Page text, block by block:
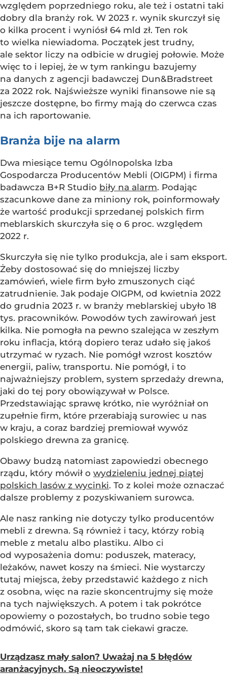
względem poprzedniego roku, ale też i ostatni taki
dobry dla branży rok. W 2023 r. wynik skurczył się
o kilka procent i wyniósł 64 mld zł. Ten rok
to wielka niewiadoma. Początek jest trudny,
ale sektor liczy na odbicie w drugiej połowie. Może
więc to i lepiej, że w tym rankingu bazujemy
na danych z agencji badawczej Dun&Bradstreet
za 2022 rok. Najświeższe wyniki finansowe nie są
jeszcze dostępne, bo firmy mają do czerwca czas
na ich raportowanie.
Branża bije na alarm
Dwa miesiące temu Ogólnopolska Izba
Gospodarcza Producentów Mebli (OIGPM) i firma
badawcza B+R Studio biły na alarm. Podając
szacunkowe dane za miniony rok, poinformowały
że wartość produkcji sprzedanej polskich firm
meblarskich skurczyła się o 6 proc. względem
2022 r.
Skurczyła się nie tylko produkcja, ale i sam eksport.
Żeby dostosować się do mniejszej liczby
zamówień, wiele firm było zmuszonych ciąć
zatrudnienie. Jak podaje OIGPM, od kwietnia 2022
do grudnia 2023 r. w branży meblarskiej ubyło 18
tys. pracowników. Powodów tych zawirowań jest
kilka. Nie pomogła na pewno szalejąca w zeszłym
roku inflacja, którą dopiero teraz udało się jakoś
utrzymać w ryzach. Nie pomógł wzrost kosztów
energii, paliw, transportu. Nie pomógł, i to
najważniejszy problem, system sprzedaży drewna,
jaki do tej pory obowiązywał w Polsce.
Przedstawiając sprawę krótko, nie wyróżniał on
zupełnie firm, które przerabiają surowiec u nas
w kraju, a coraz bardziej premiował wywóz
polskiego drewna za granicę.
Obawy budzą natomiast zapowiedzi obecnego
rządu, który mówił o wydzieleniu jednej piątej
polskich lasów z wycinki. To z kolei może oznaczać
dalsze problemy z pozyskiwaniem surowca.
Ale nasz ranking nie dotyczy tylko producentów
mebli z drewna. Są również i tacy, którzy robią
meble z metalu albo plastiku. Albo ci
od wyposażenia domu: poduszek, materacy,
leżaków, nawet koszy na śmieci. Nie wystarczy
tutaj miejsca, żeby przedstawić każdego z nich
z osobna, więc na razie skoncentrujmy się może
na tych największych. A potem i tak pokrótce
opowiemy o pozostałych, bo trudno sobie tego
odmówić, skoro są tam tak ciekawi gracze.
Urządzasz mały salon? Uważaj na 5 błędów
aranżacyjnych. Są nieoczywiste!